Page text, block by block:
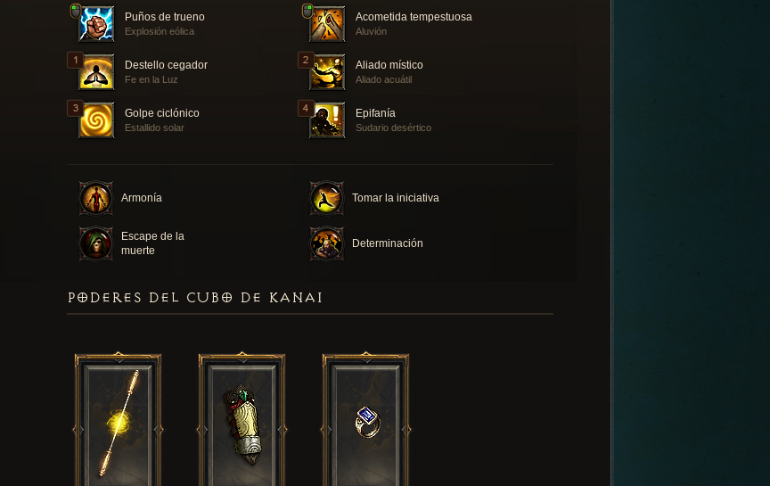
Puños de trueno
Explosión eólica
Acometida tempestuosa
Aluvión
Destello cegador
Fe en la Luz
Aliado místico
Aliado acuátil
Golpe ciclónico
Estallido solar
Epifanía
Sudario desértico
Armonía Tomar la iniciativa
Escape de la
muerte
Determinación
PODERES DEL CUBO DE KANAI